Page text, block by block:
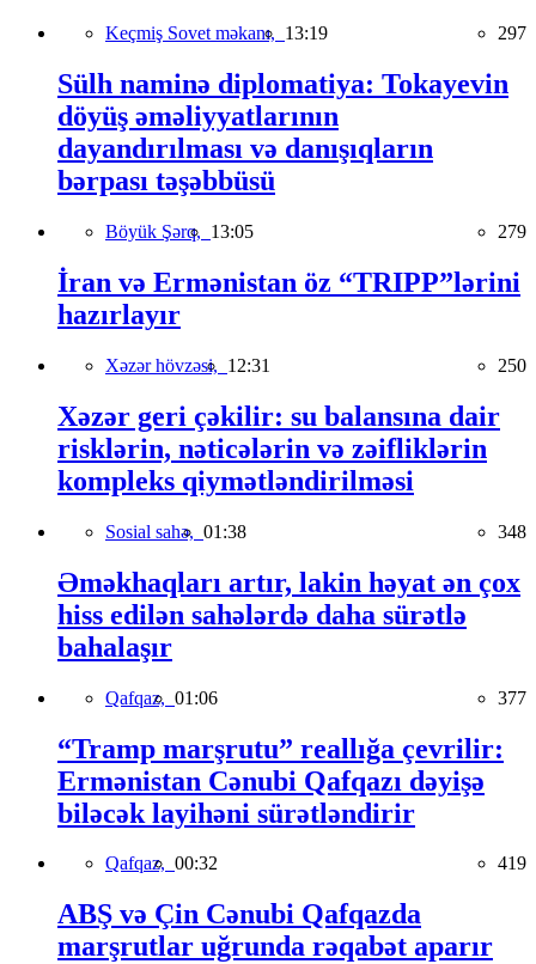
Keçmiş Sovet məkanı, 13:19 297
Sülh naminə diplomatiya: Tokayevin
döyüş əməliyyatlarının
dayandırılması və danışıqların
bərpası təşəbbüsü
Böyük Şərq, 13:05 279
İran və Ermənistan öz “TRIPP”lərini
hazırlayır
Xəzər hövzəsi, 12:31 250
Xəzər geri çəkilir: su balansına dair
risklərin, nəticələrin və zəifliklərin
kompleks qiymətləndirilməsi
Sosial sahə, 01:38 348
Əməkhaqları artır, lakin həyat ən çox
hiss edilən sahələrdə daha sürətlə
bahalaşır
Qafqaz, 01:06 377
“Tramp marşrutu” reallığa çevrilir:
Ermənistan Cənubi Qafqazı dəyişə
biləcək layihəni sürətləndirir
Qafqaz, 00:32 419
ABŞ və Çin Cənubi Qafqazda
marşrutlar uğrunda rəqabət aparır